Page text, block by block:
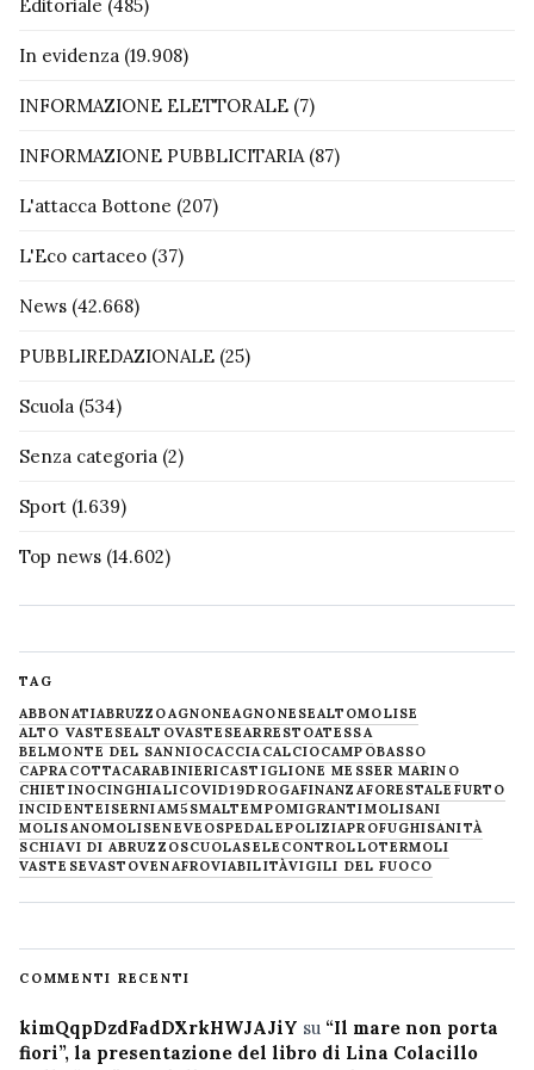
Editoriale (485)
In evidenza (19.908)
INFORMAZIONE ELETTORALE (7)
INFORMAZIONE PUBBLICITARIA(87)
L'attacca Bottone (207)
L'Eco cartaceo (37)
News (42.668)
PUBBLIREDAZIONALE (25)
Scuola (534)
Senza categoria (2)
Sport (1.639)
Top news (14.602)
TAG
ABBONATIABRUZZOAGNONEAGNONESEALTOMOLISE
ALTO VASTESEALTOVASTESEARRESTOATESSA
BELMONTE DEL SANNIOCACCIACALCIOCAMPOBASSO
CAPRACOTTACARABINIERICASTIGLIONE MESSER MARINO
CHIETINOCINGHIALICOVID19DROGAFINANZAFORESTALE FURTO
INCIDENTEISERNIAM5SMALTEMPOMIGRANTIMOLISANI
MOLISANOMOLISENEVE OSPEDALEPOLIZIAPROFUGHISANITÀ
SCHIAVI DI ABRUZZOSCUOLASELECONTROLLOTERMOLI
VASTESEVASTOVENAFROVIABILITÀVIGILI DEL FUOCO
COMMENTI RECENTI
kimQqpDzdFadDXrkHWJAJiY su “Il mare non porta
fiori”, la presentazione del libro di Lina Colacillo